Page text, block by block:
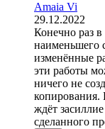
Amaia Vi
29.12.2022
Конечно раз
наименьшего
изменённые
эти работы
ничего не
копирования.
ждёт
сделанного